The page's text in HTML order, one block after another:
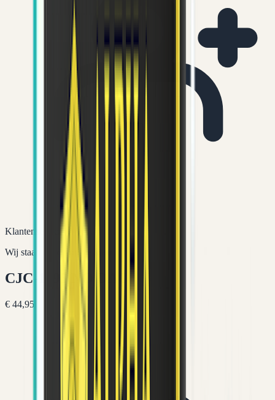
Klantenservice
Wij staan altijd voor je klaar
CJC-1295 NO DAC
€ 44,95